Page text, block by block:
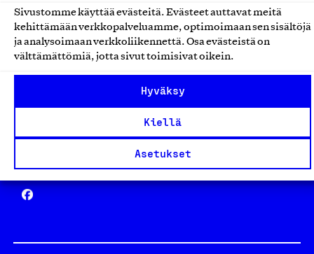
Sivustomme käyttää evästeitä. Evästeet auttavat meitä
kehittämään verkkopalveluamme, optimoimaan sen sisältöjä
ja analysoimaan verkkoliikennettä. Osa evästeistä on
välttämättömiä, jotta sivut toimisivat oikein.
Hyväksy
Kiellä
Asetukset
Avainlippu
Yhteiskunnallinen Yritys -merkki